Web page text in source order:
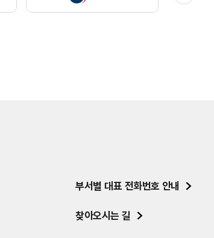
부서별 대표 전화번호 안내
찾아오시는 길